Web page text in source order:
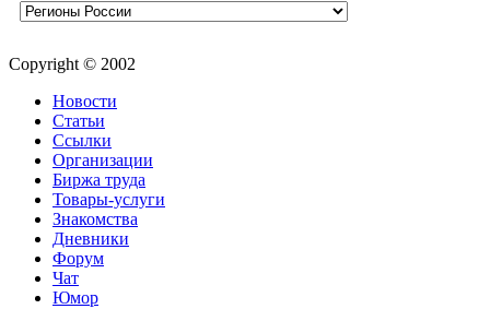
Copyright © 2002
Новости
Статьи
Ссылки
Организации
Биржа труда
Товары-услуги
Знакомства
Дневники
Форум
Чат
Юмор